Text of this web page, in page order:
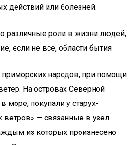
действий или болезней.
различные роли в жизни людей,
если не все, области бытия.
народов, при помощи
На островах Северной
море, покупали у старух-
ветров» — связанные в узел
из которых произнесено